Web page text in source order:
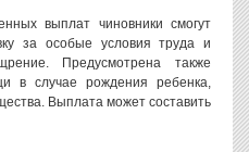
выплат чиновники смогут
за особые условия труда и
Предусмотрена также
в случае рождения ребенка,
Выплата может составить